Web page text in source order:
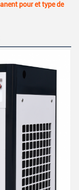
pour et type de